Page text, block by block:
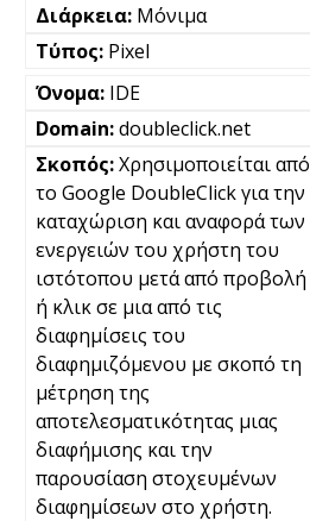
Μόνιμα
Pixel
IDE
doubleclick.net
Χρησιμοποιείται από
το Google DoubleClick για την
καταχώριση και αναφορά των
ενεργειών του χρήστη του
ιστότοπου μετά από προβολή
ή κλικ σε μια από τις
διαφημίσεις του
διαφημιζόμενου με σκοπό τη
μέτρηση της
αποτελεσματικότητας μιας
διαφήμισης και την
παρουσίαση στοχευμένων
διαφημίσεων στο χρήστη.